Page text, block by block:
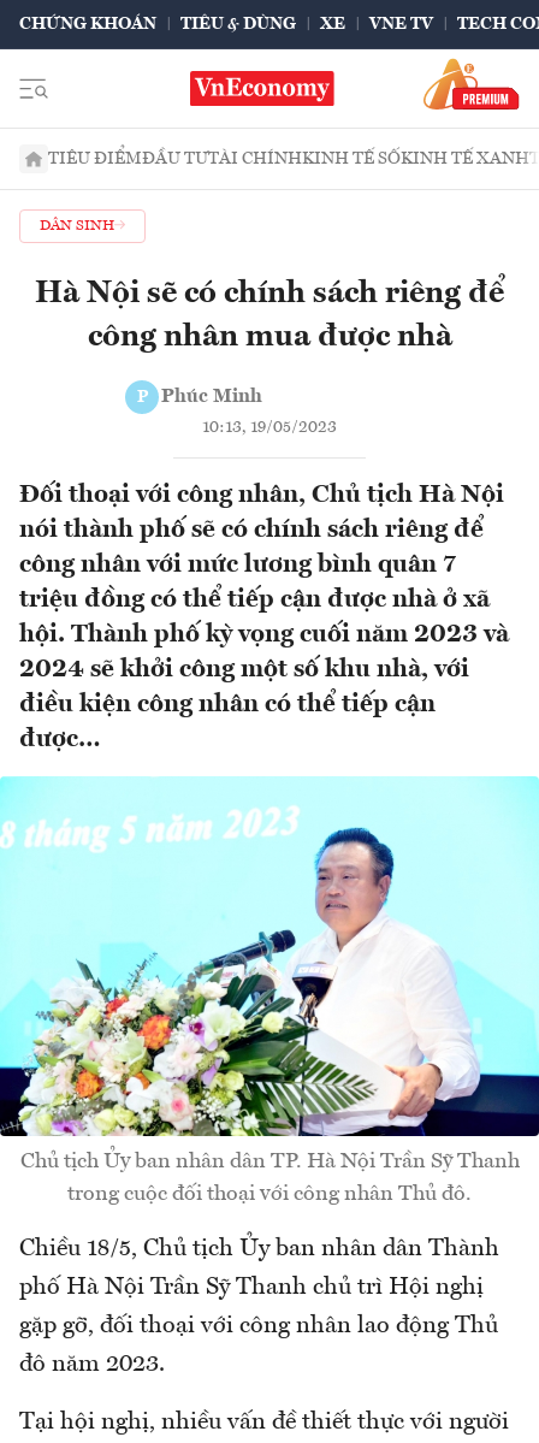
CHỨNG KHOÁN TIÊU & DÙNG XE VNE TV TECH
TIÊU ĐIỂMĐẦU TƯTÀI CHÍNHKINH TẾ SỐKINH TẾ XANH
DÂN SINH
Hà Nội sẽ có chính sách riêng để
công nhân mua được nhà
P Phúc Minh
10:13, 19/05/2023
Đối thoại với công nhân, Chủ tịch Hà Nội
nói thành phố sẽ có chính sách riêng để
công nhân với mức lương bình quân 7
triệu đồng có thể tiếp cận được nhà ở xã
hội. Thành phố kỳ vọng cuối năm 2023 và
2024 sẽ khởi công một số khu nhà, với
điều kiện công nhân có thể tiếp cận
được…
Chủ tịch Ủy ban nhân dân TP. Hà Nội Trần Sỹ Thanh
trong cuộc đối thoại với công nhân Thủ đô.
Chiều 18/5, Chủ tịch Ủy ban nhân dân Thành
phố Hà Nội Trần Sỹ Thanh chủ trì Hội nghị
gặp gỡ, đối thoại với công nhân lao động Thủ
đô năm 2023.
Tại hội nghị, nhiều vấn đề thiết thực với người